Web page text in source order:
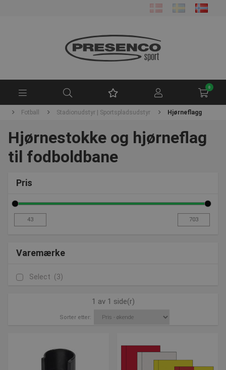
0
Fotball Stadionudstyr | Sportspladsudstyr Hjørneflagg
Hjørnestokke og hjørneflag
til fodboldbane
Pris
Varemærke
Select (3)
1 av 1 side(r)
Sorter etter: